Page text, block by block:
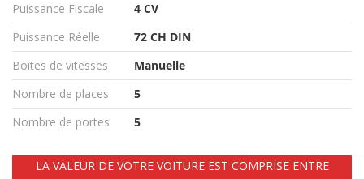
Puissance Fiscale
4 CV
Puissance Réelle
72 CH DIN
Boites de vitesses
Manuelle
Nombre de places
5
Nombre de portes
5
LA VALEUR DE VOTRE VOITURE EST COMPRISE ENTRE